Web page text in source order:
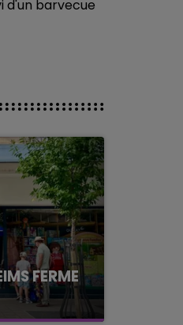
d'un barvecue
FERME
ville